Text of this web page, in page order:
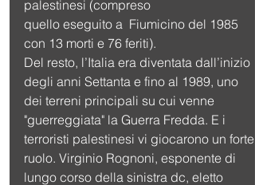
palestinesi (compreso
quello eseguito a  Fiumicino del 1985
con 13 morti e 76 feriti).
Del resto, l’Italia era diventata dall’inizio
degli anni Settanta e fino al 1989, uno
dei terreni principali su cui venne
"guerreggiata" la Guerra Fredda. E i
terroristi palestinesi vi giocarono un forte
ruolo. Virginio Rognoni, esponente di
lungo corso della sinistra dc, eletto